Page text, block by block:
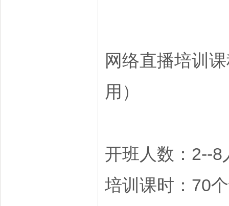
网络直播培训
用）
开班人数：2--8
培训课时：70